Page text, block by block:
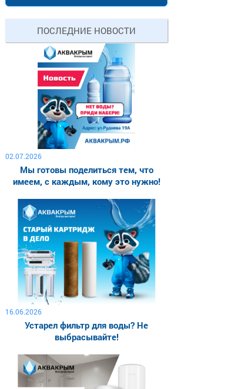
ПОСЛЕДНИЕ НОВОСТИ
02.07.2026
Мы готовы поделиться тем, что
имеем, с каждым, кому это нужно!
16.06.2026
Устарел фильтр для воды? Не
выбрасывайте!